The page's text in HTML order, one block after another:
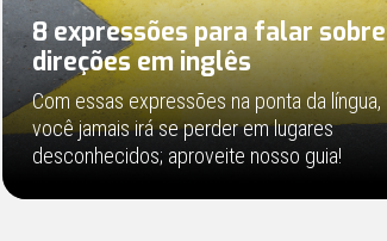
8 expressões para falar sobre
direções em inglês
Com essas expressões na ponta da língua,
você jamais irá se perder em lugares
desconhecidos; aproveite nosso guia!